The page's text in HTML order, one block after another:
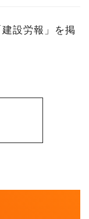
設労報」を掲